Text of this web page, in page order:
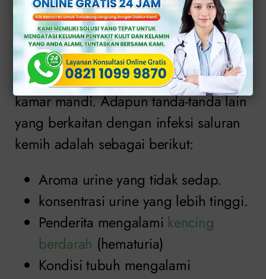
anyang-anyangan.
Fenomena tersebut yang sering kali
membuat pengidap keluar dan masuk
kamar mandi. Adapun tanda-tanda lain
yang berkaitan dengan infeksi saluran
kemih adalah sebagai berikut:
Aroma urine yang tidak sedap.
konsentrasi urine yang lebih tinggi.
Penderita mengalami kencing
berdarah (hematuria)
Kondisi tubuh mengalami